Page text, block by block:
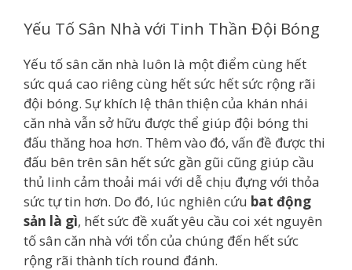
Yếu Tố Sân Nhà với Tinh Thần Đội Bóng
Yếu tố sân căn nhà luôn là một điểm cùng hết
sức quá cao riêng cùng hết sức hết sức rộng rãi
đội bóng. Sự khích lệ thân thiện của khán nhái
căn nhà vẫn sở hữu được thể giúp đội bóng thi
đấu thăng hoa hơn. Thêm vào đó, vấn đề được thi
đấu bên trên sân hết sức gần gũi cũng giúp cầu
thủ linh cảm thoải mái với dễ chịu đựng với thỏa
sức tự tin hơn. Do đó, lúc nghiên cứu bat động
sản là gì, hết sức đề xuất yêu cầu coi xét nguyên
tố sân căn nhà với tổn của chúng đến hết sức
rộng rãi thành tích round đánh.